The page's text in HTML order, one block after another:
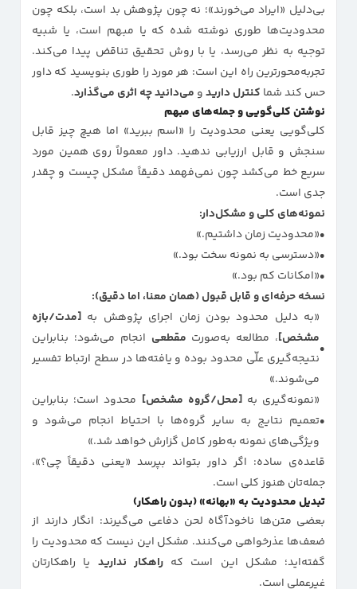
بی‌دلیل «ایراد می‌خورند»؛ نه چون پژوهش بد است، بلکه چون
محدودیت‌ها طوری نوشته شده که یا مبهم است، یا شبیه
توجیه به نظر می‌رسد، یا با روش تحقیق تناقض پیدا می‌کند.
تجربه‌محورترین راه این است: هر مورد را طوری بنویسید که داور
حس کند شما کنترل داریدو می‌دانید چه اثری می‌گذارد.
نوشتن کلی‌گویی و جمله‌های مبهم
کلی‌گویی یعنی محدودیت را «اسم ببرید» اما هیچ چیز قابل
سنجش و قابل ارزیابی ندهید. داور معمولاً روی همین مورد
سریع خط می‌کشد چون نمی‌فهمد دقیقاً مشکل چیست و چقدر
جدی است.
نمونه‌های کلی و مشکل‌دار:
«محدودیت زمان داشتیم.»
«دسترسی به نمونه سخت بود.»
«امکانات کم بود.»
نسخه حرفه‌ای و قابل قبول (همان معنا، اما دقیق):
«به دلیل محدود بودن زمان اجرای پژوهش به [مدت/بازه
مشخص]، مطالعه به‌صورت مقطعی انجام می‌شود؛ بنابراین
نتیجه‌گیری علّی محدود بوده و یافته‌ها در سطح ارتباط تفسیر
می‌شوند.»
«نمونه‌گیری به[محل/گروه مشخص] محدود است؛ بنابراین
تعمیم نتایج به سایر گروه‌ها با احتیاط انجام می‌شود و
ویژگی‌های نمونه به‌طور کامل گزارش خواهد شد.»
قاعده‌ی ساده: اگر داور بتواند بپرسد «یعنی دقیقاً چی؟»،
جمله‌تان هنوز کلی است.
تبدیل محدودیت به «بهانه» (بدون راهکار)
بعضی متن‌ها ناخودآگاه لحن دفاعی می‌گیرند: انگار دارند از
ضعف‌ها عذرخواهی می‌کنند. مشکل این نیست که محدودیت را
گفته‌اید؛ مشکل این است کهراهکار ندارید یا راهکارتان
غیرعملی است.